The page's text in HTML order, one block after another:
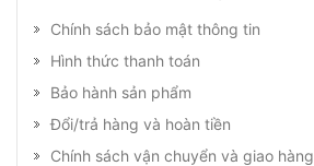
Chính sách bảo mật thông tin
Hình thức thanh toán
Bảo hành sản phẩm
Đổi/trả hàng và hoàn tiền
Chính sách vận chuyển và giao hàng